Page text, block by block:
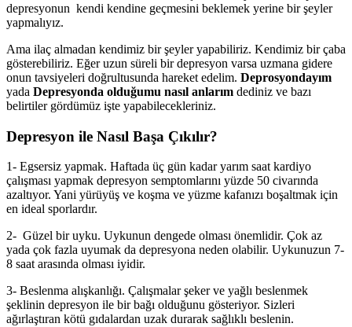
depresyonun kendi kendine geçmesini beklemek yerine bir şeyler
yapmalıyız.
Ama ilaç almadan kendimiz bir şeyler yapabiliriz. Kendimiz bir çaba
gösterebiliriz. Eğer uzun süreli bir depresyon varsa uzmana gidere
onun tavsiyeleri doğrultusunda hareket edelim. Deprosyondayım
yada Depresyonda olduğumu nasıl anlarım dediniz ve bazı
belirtiler gördümüz işte yapabilecekleriniz.
Depresyon ile Nasıl Başa Çıkılır?
1- Egsersiz yapmak. Haftada üç gün kadar yarım saat kardiyo
çalışması yapmak depresyon semptomlarını yüzde 50 civarında
azaltıyor. Yani yürüyüş ve koşma ve yüzme kafanızı boşaltmak için
en ideal sporlardır.
2- Güzel bir uyku. Uykunun dengede olması önemlidir. Çok az
yada çok fazla uyumak da depresyona neden olabilir. Uykunuzun 7-
8 saat arasında olması iyidir.
3- Beslenma alışkanlığı. Çalışmalar şeker ve yağlı beslenmek
şeklinin depresyon ile bir bağı olduğunu gösteriyor. Sizleri
ağırlaştıran kötü gıdalardan uzak durarak sağlıklı beslenin.